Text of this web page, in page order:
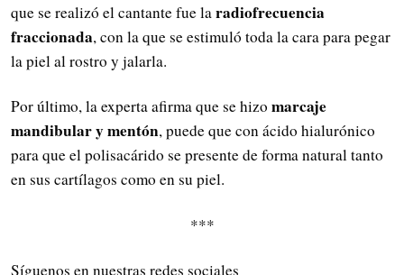
que se realizó el cantante fue laradiofrecuencia
fraccionada, con la que se estimuló toda la cara para pegar
la piel al rostro y jalarla.
Por último, la experta afirma que se hizo marcaje
mandibular y mentón, puede que con ácido hialurónico
para que el polisacárido se presente de forma natural tanto
en sus cartílagos como en su piel.
***
Síguenos en nuestras redes sociales